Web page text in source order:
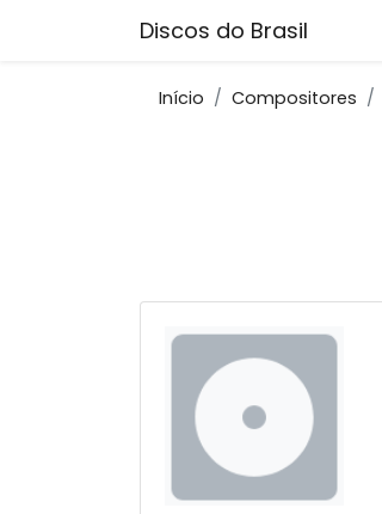
Discos do Brasil
Início Compositores